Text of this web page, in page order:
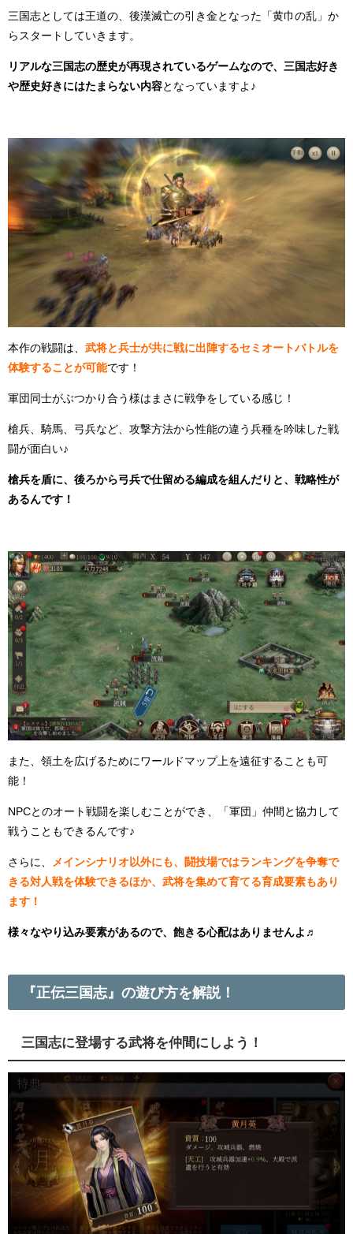
三国志としては王道の、後漢滅亡の引き金となった「黄巾の乱」か
らスタートしていきます。
リアルな三国志の歴史が再現されているゲームなので、三国志好き
や歴史好きにはたまらない内容となっていますよ♪
本作の戦闘は、 武将と兵士が共に戦に出陣するセミオートバトルを
体験することが可能です！
軍団同士がぶつかり合う様はまさに戦争をしている感じ！
槍兵、騎馬、弓兵など、攻撃方法から性能の違う兵種を吟味した戦
闘が面白い♪
槍兵を盾に、後ろから弓兵で仕留める編成を組んだりと、戦略性が
あるんです！
また、領土を広げるためにワールドマップ上を遠征することも可
能！
NPCとのオート戦闘を楽しむことができ、「軍団」仲間と協力して
戦うこともできるんです♪
さらに、
メインシナリオ以外にも、闘技場ではランキングを争奪で
きる対人戦を体験できるほか、武将を集めて育てる育成要素もあり
ます！
様々なやり込み要素があるので、飽きる心配はありませんよ♬
『正伝三国志』の遊び方を解説！
三国志に登場する武将を仲間にしよう！